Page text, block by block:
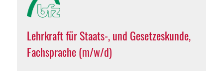
Lehrkraft für Staats-, und Gesetzeskunde,
Fachsprache (m/w/d)